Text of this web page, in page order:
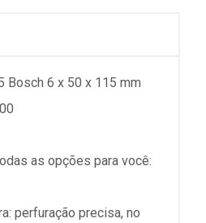
Bosch 6 x 50 x 115 mm
as opções para você:
perfuração precisa, no